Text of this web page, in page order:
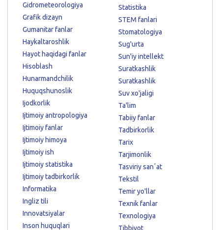
Gidrometeorologiya
Grafik dizayn
Gumanitar fanlar
Haykaltaroshlik
Hayot haqidagi fanlar
Hisoblash
Hunarmandchilik
Huquqshunoslik
Ijodkorlik
Ijtimoiy antropologiya
Ijtimoiy fanlar
Ijtimoiy himoya
Ijtimoiy ish
Ijtimoiy statistika
Ijtimoiy tadbirkorlik
Informatika
Ingliz tili
Innovatsiyalar
Inson huquqlari
Statistika
STEM fanlari
Stomatologiya
Sug'urta
Sun'iy intellekt
Suratkashlik
Suratkashlik
Suv xo'jaligi
Ta'lim
Tabiiy fanlar
Tadbirkorlik
Tarix
Tarjimonlik
Tasviriy sanʼat
Tekstil
Temir yo'llar
Texnik fanlar
Texnologiya
Tibbiyot